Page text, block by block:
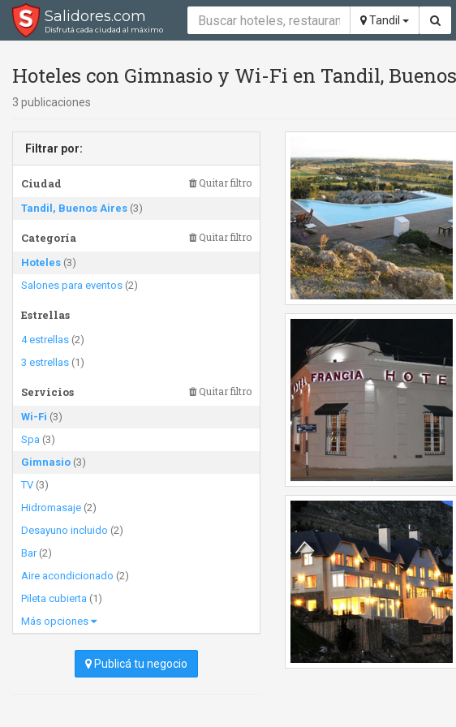
Salidores.com
Disfrutá cada ciudad al máximo
Tandil
Hoteles con Gimnasio y Wi-Fi en Tandil,
3 publicaciones
Filtrar por:
Ciudad Quitar filtro
Tandil, Buenos Aires (3)
Categoría Quitar filtro
Hoteles (3)
Salones para eventos (2)
Estrellas
4 estrellas (2)
3 estrellas (1)
Servicios Quitar filtro
Wi-Fi (3)
Spa (3)
Gimnasio (3)
TV (3)
Hidromasaje (2)
Desayuno incluido (2)
Bar(2)
Aire acondicionado (2)
Pileta cubierta (1)
Más opciones
Publicá tu negocio